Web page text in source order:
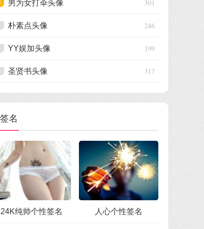
男为女打伞头像 301
朴素点头像 246
YY娱加头像 199
圣贤书头像 317
签名
24K纯帅个性签名 人心个性签名